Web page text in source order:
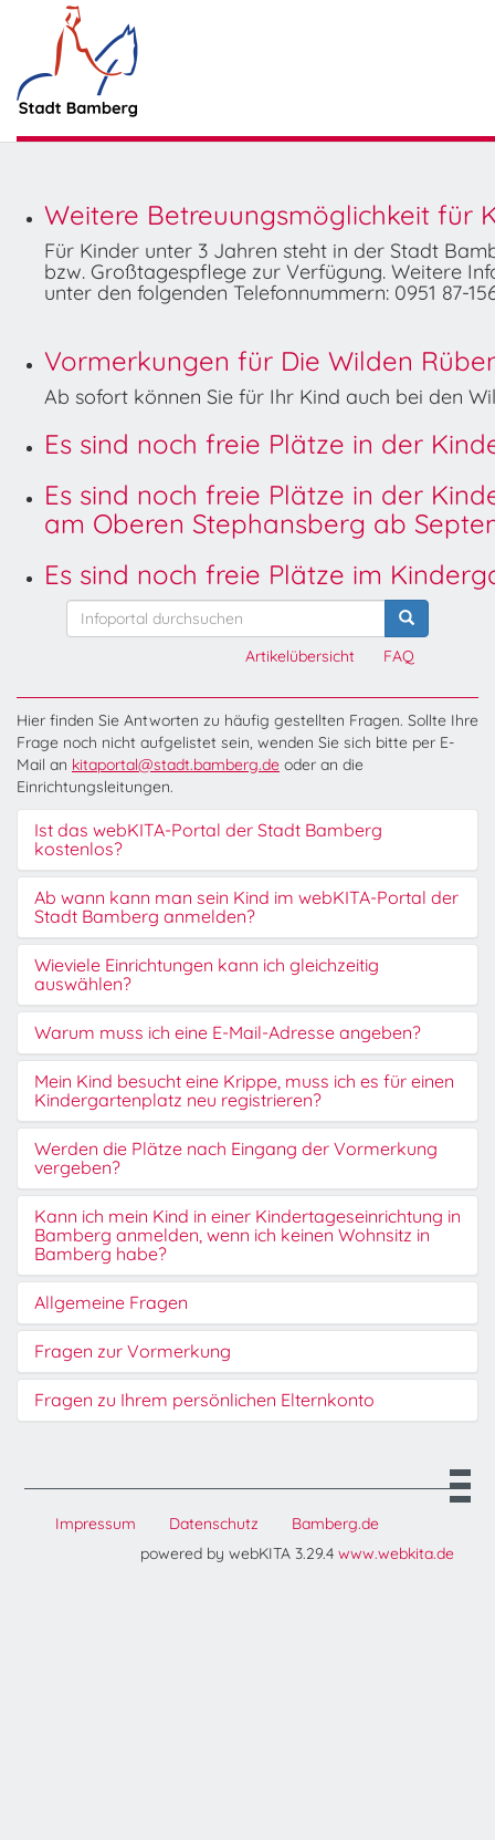
Weitere Betreuungsmöglichkeit für
Für Kinder unter 3 Jahren steht in der Stadt
bzw. Großtagespflege zur Verfügung. Weitere
unter den folgenden Telefonnummern: 0951 87-
Vormerkungen für Die Wilden
Ab sofort können Sie für Ihr Kind auch bei den
Es sind noch freie Plätze in der
Es sind noch freie Plätze in der
am Oberen Stephansberg ab
Es sind noch freie Plätze im
FAQ
Artikelübersicht
Hier finden Sie Antworten zu häufig gestellten Fragen. Sollte Ihre
Frage noch nicht aufgelistet sein, wenden Sie sich bitte per E-
Mail an kitaportal@stadt.bamberg.de oder an die
Einrichtungsleitungen.
Ist das webKITA-Portal der Stadt Bamberg
kostenlos?
Ab wann kann man sein Kind im webKITA-Portal der
Stadt Bamberg anmelden?
Wieviele Einrichtungen kann ich gleichzeitig
auswählen?
Warum muss ich eine E-Mail-Adresse angeben?
Mein Kind besucht eine Krippe, muss ich es für einen
Kindergartenplatz neu registrieren?
Werden die Plätze nach Eingang der Vormerkung
vergeben?
Kann ich mein Kind in einer Kindertageseinrichtung in
Bamberg anmelden, wenn ich keinen Wohnsitz in
Bamberg habe?
Allgemeine Fragen
Fragen zur Vormerkung
Fragen zu Ihrem persönlichen Elternkonto
Impressum Datenschutz
Bamberg.de
powered by webKITA 3.29.4 www.webkita.de